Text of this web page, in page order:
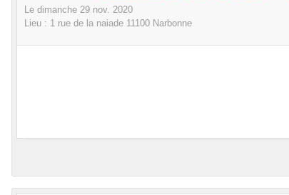
Le dimanche 29 nov. 2020
Lieu : 1 rue de la naiade 11100 Narbonne